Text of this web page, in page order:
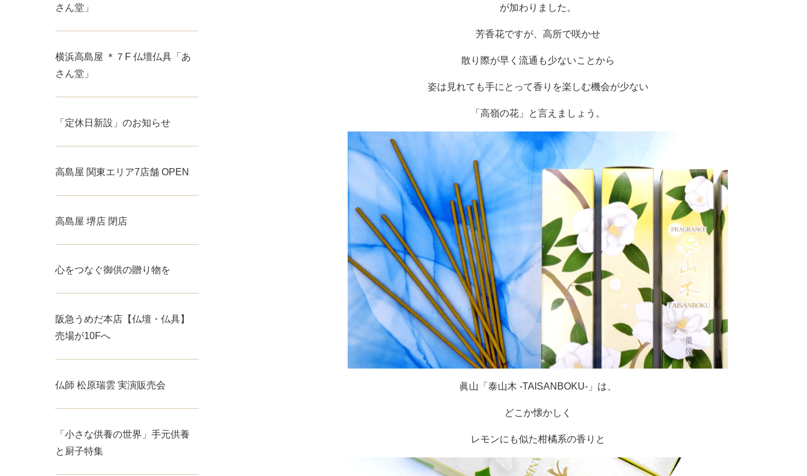
が加わりました。
芳香花ですが、高所で咲かせ
散り際が早く流通も少ないことから
姿は見れても手にとって香りを楽しむ機会が少ない
「高嶺の花」と言えましょう。
眞山「泰山木 -TAISANBOKU-」は、
どこか懐かしく
レモンにも似た柑橘系の香りと
さん堂」
横浜高島屋 ＊７F 仏壇仏具「あ
さん堂」
「定休日新設」のお知らせ
高島屋 関東エリア7店舗 OPEN
高島屋 堺店 閉店
心をつなぐ御供の贈り物を
阪急うめだ本店【仏壇・仏具】
売場が10Fへ
仏師 松原瑞雲 実演販売会
「小さな供養の世界」手元供養
と厨子特集